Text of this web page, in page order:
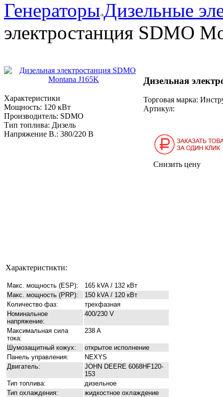
ГенераторыДизельные
электростанция SDMO
Характеристики
Мощность: 120 кВт
Производитель: SDMO
Тип топлива: Дизель
Напряжение В.: 380/220 В
Дизельная
Торговая марка:
Артикул:
Снизить цену
Характеристикти:
Макс. мощность (ESP):
165 kVA / 132 кВт
Макс. мощность (PRP):
150 kVA / 120 кВт
Количество фаз:
трехфазная
Номинальное
напряжение:
400/230 V
Максимальная сила
тока:
238 A
Шумозащитный кожух:
открытое исполнение
Панель управления:
NEXYS
Двигатель:
JOHN DEERE 6068HF120-
153
Тип топлива:
дизельное
Тип охлаждения:
жидкостное охлаждение